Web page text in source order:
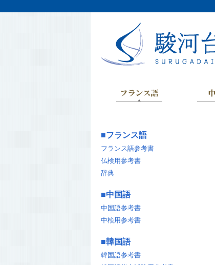
■フランス語
フランス語参考書
仏検用参考書
辞典
■中国語
中国語参考書
中検用参考書
■韓国語
韓国語参考書